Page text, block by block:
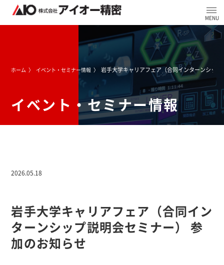
ホーム イベント・セミナー情報 岩手大学キャリアフェア（合同インターンシッ
イベント・セミナー情報
2026.05.18
岩手大学キャリアフェア（合同イン
ターンシップ説明会セミナー） 参
加のお知らせ